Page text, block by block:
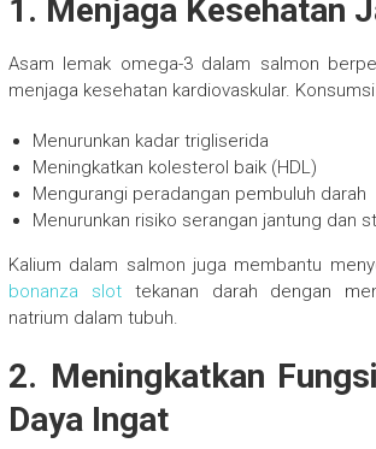
1. Menjaga Kesehatan
Asam lemak omega-3 dalam salmon
menjaga kesehatan kardiovaskular.
Menurunkan kadar trigliserida
Meningkatkan kolesterol baik (HDL)
Mengurangi peradangan pembuluh darah
Menurunkan risiko serangan jantung dan
Kalium dalam salmon juga membantu
bonanza slottekanan darah dengan
natrium dalam tubuh.
2. Meningkatkan
Daya Ingat